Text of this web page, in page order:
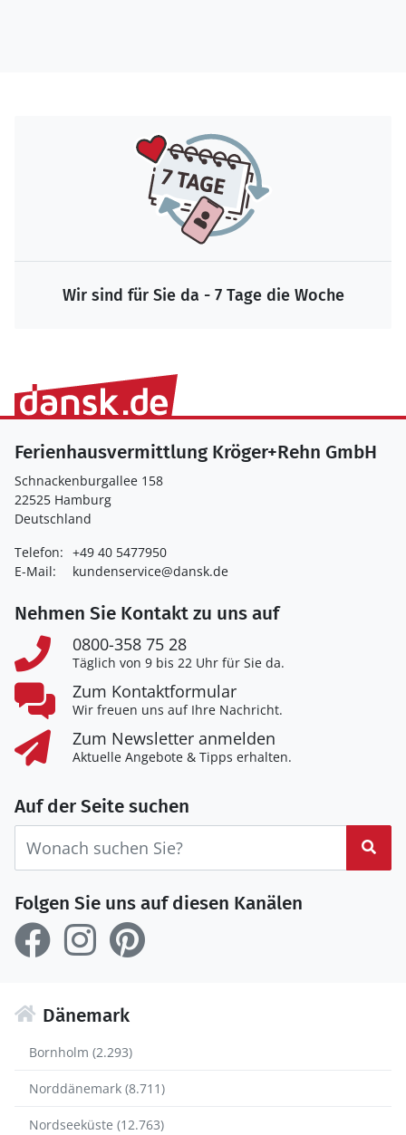
Wir sind für Sie da - 7 Tage die Woche
Ferienhausvermittlung Kröger+Rehn GmbH
Schnackenburgallee 158
22525 Hamburg
Deutschland
Telefon: +49 40 5477950
E-Mail:
kundenservice@dansk.de
Nehmen Sie Kontakt zu uns auf
0800-358 75 28
Täglich von 9 bis 22 Uhr für Sie da.
Zum Kontaktformular
Wir freuen uns auf Ihre Nachricht.
Zum Newsletter anmelden
Aktuelle Angebote & Tipps erhalten.
Auf der Seite suchen
Folgen Sie uns auf diesen Kanälen
Dänemark
Bornholm (2.293)
Norddänemark (8.711)
Nordseeküste (12.763)